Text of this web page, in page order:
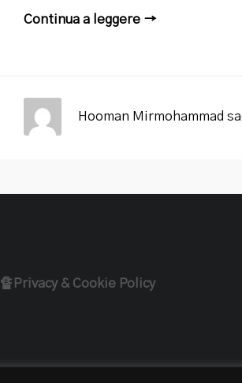
Continua a leggere →
Hooman Mirmohammad
🔏Privacy & Cookie Policy